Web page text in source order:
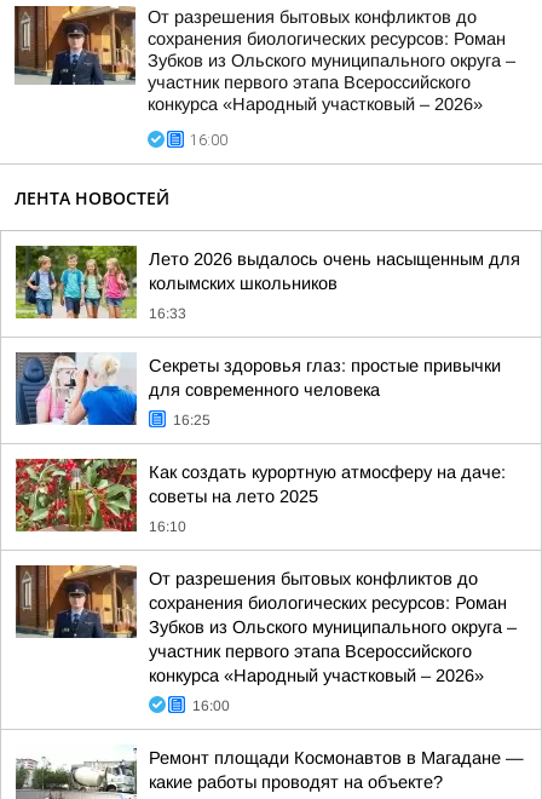
От разрешения бытовых конфликтов до
сохранения биологических ресурсов: Роман
Зубков из Ольского муниципального округа –
участник первого этапа Всероссийского
конкурса «Народный участковый – 2026»
16:00
ЛЕНТА НОВОСТЕЙ
Лето 2026 выдалось очень насыщенным для
колымских школьников
16:33
Секреты здоровья глаз: простые привычки
для современного человека
16:25
Как создать курортную атмосферу на даче:
советы на лето 2025
16:10
От разрешения бытовых конфликтов до
сохранения биологических ресурсов: Роман
Зубков из Ольского муниципального округа –
участник первого этапа Всероссийского
конкурса «Народный участковый – 2026»
16:00
Ремонт площади Космонавтов в Магадане —
какие работы проводят на объекте?